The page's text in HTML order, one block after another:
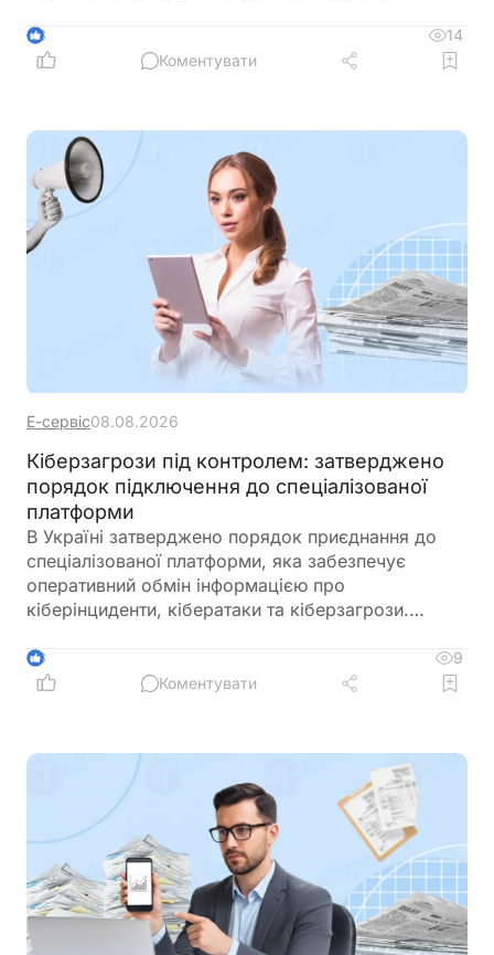
довіреності на уповноваженого представника
3
14
Коментувати
Е-сервіс08.08.2026
Кіберзагрози під контролем: затверджено
порядок підключення до спеціалізованої
платформи
В Україні затверджено порядок приєднання до
спеціалізованої платформи, яка забезпечує
оперативний обмін інформацією про
кіберінциденти, кібератаки та кіберзагрози.
між державними органами, операторами
критичної інфраструктури та іншими суб’єктами
3
9
Коментувати